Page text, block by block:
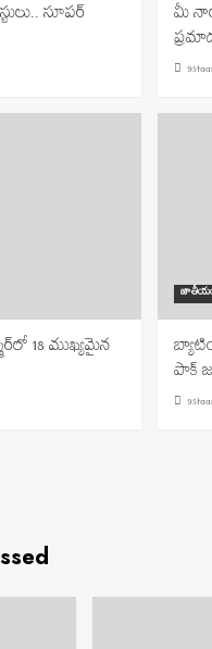
సూపర్
మీ
18 ముఖ్యమైన
పాక్